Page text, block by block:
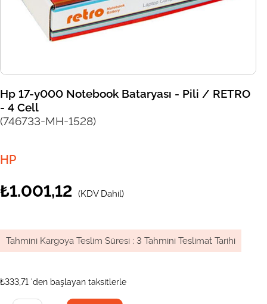
Hp 17-y000 Notebook Bataryası - Pili / RETRO
- 4 Cell
(746733-MH-1528)
HP
₺1.001,12 (KDV Dahil)
Tahmini Kargoya Teslim Süresi : 3 Tahmini Teslimat Tarihi
₺333,71 'den başlayan taksitlerle